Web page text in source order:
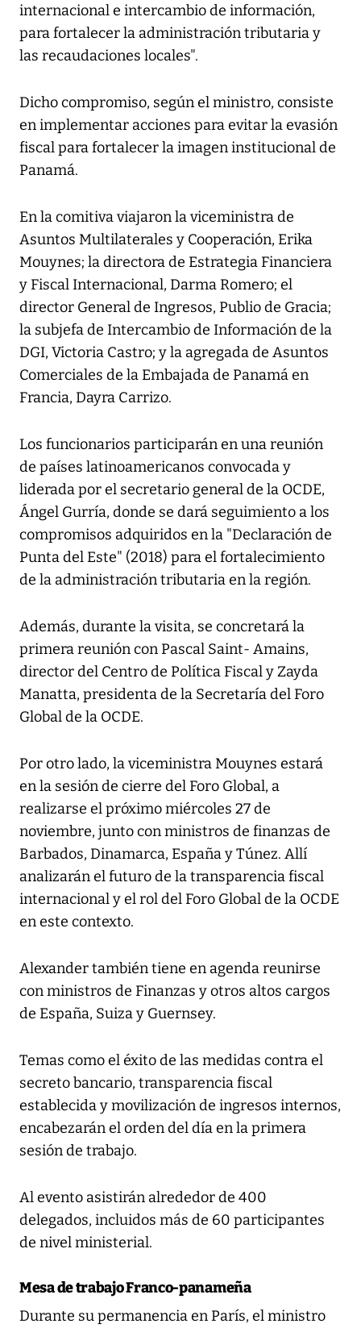
internacional e intercambio de información,
para fortalecer la administración tributaria y
las recaudaciones locales".
Dicho compromiso, según el ministro, consiste
en implementar acciones para evitar la evasión
fiscal para fortalecer la imagen institucional de
Panamá.
En la comitiva viajaron la viceministra de
Asuntos Multilaterales y Cooperación, Erika
Mouynes; la directora de Estrategia Financiera
y Fiscal Internacional, Darma Romero; el
director General de Ingresos, Publio de Gracia;
la subjefa de Intercambio de Información de la
DGI, Victoria Castro; y la agregada de Asuntos
Comerciales de la Embajada de Panamá en
Francia, Dayra Carrizo.
Los funcionarios participarán en una reunión
de países latinoamericanos convocada y
liderada por el secretario general de la OCDE,
Ángel Gurría, donde se dará seguimiento a los
compromisos adquiridos en la "Declaración de
Punta del Este" (2018) para el fortalecimiento
de la administración tributaria en la región.
Además, durante la visita, se concretará la
primera reunión con Pascal Saint- Amains,
director del Centro de Política Fiscal y Zayda
Manatta, presidenta de la Secretaría del Foro
Global de la OCDE.
Por otro lado, la viceministra Mouynes estará
en la sesión de cierre del Foro Global, a
realizarse el próximo miércoles 27 de
noviembre, junto con ministros de finanzas de
Barbados, Dinamarca, España y Túnez. Allí
analizarán el futuro de la transparencia fiscal
internacional y el rol del Foro Global de la OCDE
en este contexto.
Alexander también tiene en agenda reunirse
con ministros de Finanzas y otros altos cargos
de España, Suiza y Guernsey.
Temas como el éxito de las medidas contra el
secreto bancario, transparencia fiscal
establecida y movilización de ingresos internos,
encabezarán el orden del día en la primera
sesión de trabajo.
Al evento asistirán alrededor de 400
delegados, incluidos más de 60 participantes
de nivel ministerial.
Mesa de trabajo Franco-panameña
Durante su permanencia en París, el ministro